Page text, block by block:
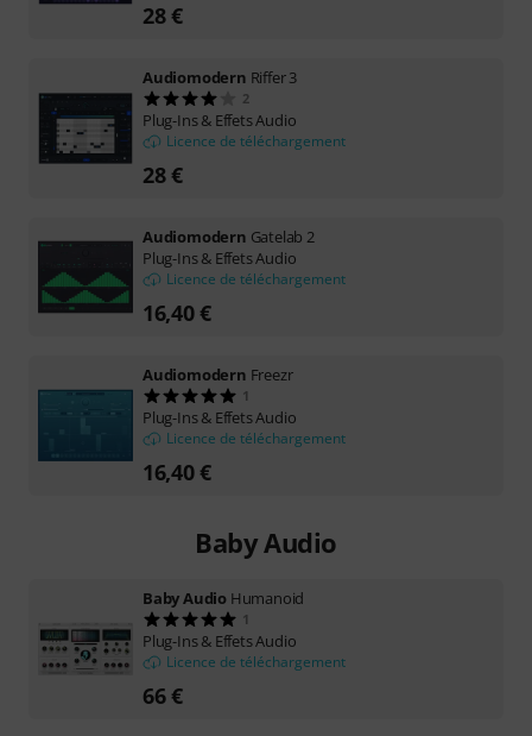
28 €
Audiomodern Riffer 3
2
Plug-Ins & Effets Audio
Licence de téléchargement
28 €
Audiomodern Gatelab 2
Plug-Ins & Effets Audio
Licence de téléchargement
16,40 €
Audiomodern Freezr
1
Plug-Ins & Effets Audio
Licence de téléchargement
16,40 €
Baby Audio
Baby Audio Humanoid
1
Plug-Ins & Effets Audio
Licence de téléchargement
66 €